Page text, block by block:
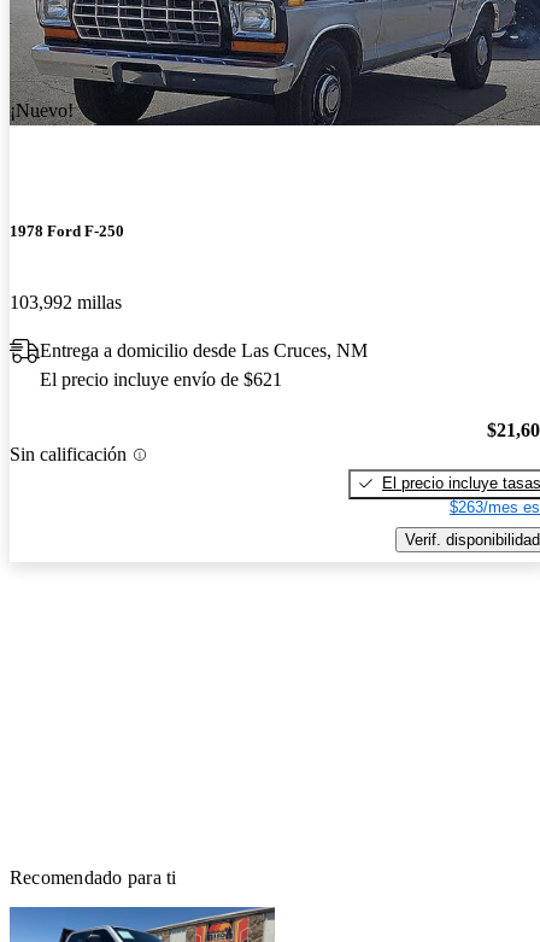
¡Nuevo!
1978 Ford F-250
103,992 millas
Entrega a domicilio desde Las Cruces, NM
El precio incluye envío de $621
Sin calificación
El precio incluye tasas
$263/mes
Verif. disponibilidad
Recomendado para ti